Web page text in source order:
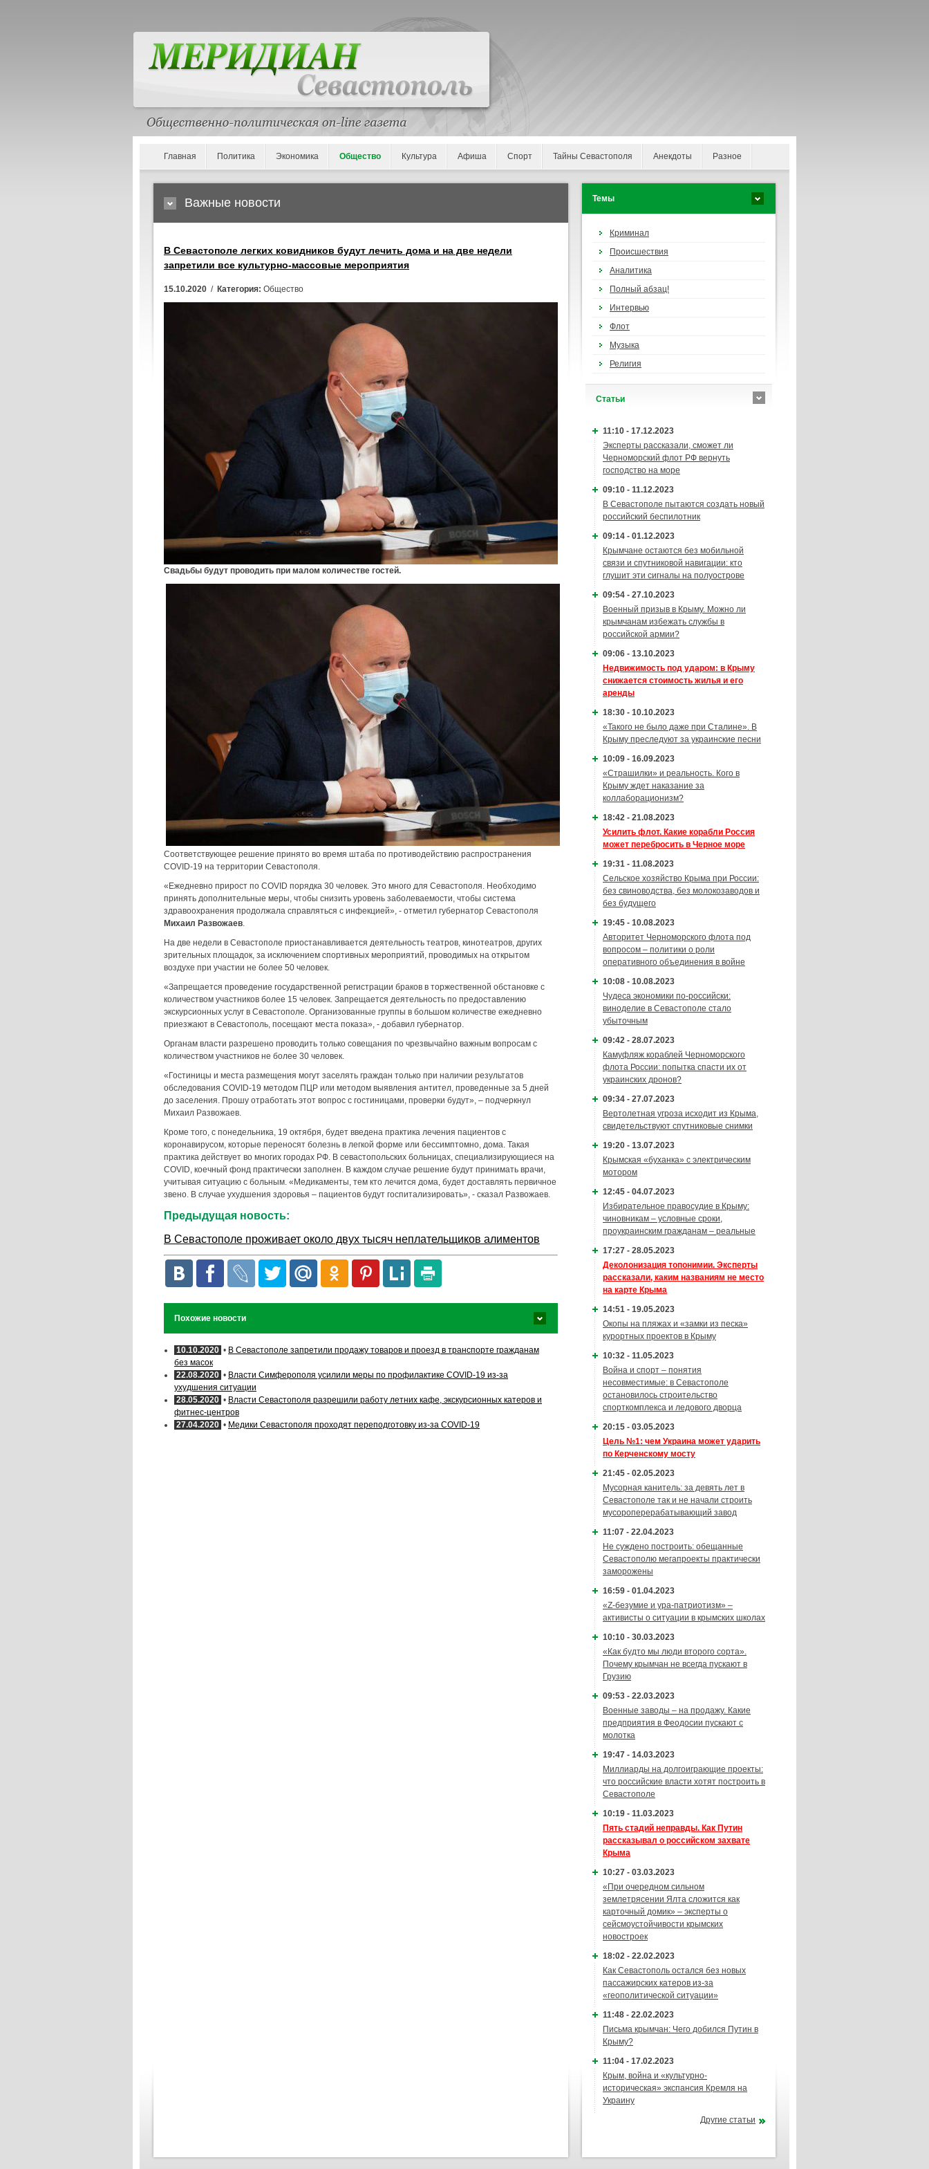
Главная Политика Экономика Общество Культура Афиша Спорт Тайны Севастополя Анекдоты Разное
Важные новости
В Севастополе легких ковидников будут лечить дома и на две недели
запретили все культурно-массовые мероприятия
15.10.2020 / Категория: Общество
Свадьбы будут проводить при малом количестве гостей.
Соответствующее решение принято во время штаба по противодействию распространения
COVID-19 на территории Севастополя.
«Ежедневно прирост по COVID порядка 30 человек. Это много для Севастополя. Необходимо
принять дополнительные меры, чтобы снизить уровень заболеваемости, чтобы система
здравоохранения продолжала справляться с инфекцией», - отметил губернатор Севастополя
Михаил Развожаев.
На две недели в Севастополе приостанавливается деятельность театров, кинотеатров, других
зрительных площадок, за исключением спортивных мероприятий, проводимых на открытом
воздухе при участии не более 50 человек.
«Запрещается проведение государственной регистрации браков в торжественной обстановке с
количеством участников более 15 человек. Запрещается деятельность по предоставлению
экскурсионных услуг в Севастополе. Организованные группы в большом количестве ежедневно
приезжают в Севастополь, посещают места показа», - добавил губернатор.
Органам власти разрешено проводить только совещания по чрезвычайно важным вопросам с
количеством участников не более 30 человек.
«Гостиницы и места размещения могут заселять граждан только при наличии результатов
обследования COVID-19 методом ПЦР или методом выявления антител, проведенные за 5 дней
до заселения. Прошу отработать этот вопрос с гостиницами, проверки будут», – подчеркнул
Михаил Развожаев.
Кроме того, с понедельника, 19 октября, будет введена практика лечения пациентов с
коронавирусом, которые переносят болезнь в легкой форме или бессимптомно, дома. Такая
практика действует во многих городах РФ. В севастопольских больницах, специализирующиеся на
COVID, коечный фонд практически заполнен. В каждом случае решение будут принимать врачи,
учитывая ситуацию с больным. «Медикаменты, тем кто лечится дома, будет доставлять первичное
звено. В случае ухудшения здоровья – пациентов будут госпитализировать», - сказал Развожаев.
Предыдущая новость:
В Севастополе проживает около двух тысяч неплательщиков алиментов
Похожие новости
10.10.2020 • В Севастополе запретили продажу товаров и проезд в транспорте гражданам
без масок
22.08.2020 • Власти Симферополя усилили меры по профилактике COVID-19 из-за
ухудшения ситуации
28.05.2020 • Власти Севастополя разрешили работу летних кафе, экскурсионных катеров и
фитнес-центров
27.04.2020 • Медики Севастополя проходят переподготовку из-за COVID-19
Темы
Криминал
Происшествия
Аналитика
Полный абзац!
Интервью
Флот
Музыка
Религия
Cтатьи
11:10 - 17.12.2023
Эксперты рассказали, сможет ли
Черноморский флот РФ вернуть
господство на море
09:10 - 11.12.2023
В Севастополе пытаются создать новый
российский беспилотник
09:14 - 01.12.2023
Крымчане остаются без мобильной
связи и спутниковой навигации: кто
глушит эти сигналы на полуострове
09:54 - 27.10.2023
Военный призыв в Крыму. Можно ли
крымчанам избежать службы в
российской армии?
09:06 - 13.10.2023
Недвижимость под ударом: в Крыму
снижается стоимость жилья и его
аренды
18:30 - 10.10.2023
«Такого не было даже при Сталине». В
Крыму преследуют за украинские песни
10:09 - 16.09.2023
«Страшилки» и реальность. Кого в
Крыму ждет наказание за
коллаборационизм?
18:42 - 21.08.2023
Усилить флот. Какие корабли Россия
может перебросить в Черное море
19:31 - 11.08.2023
Сельское хозяйство Крыма при России:
без свиноводства, без молокозаводов и
без будущего
19:45 - 10.08.2023
Авторитет Черноморского флота под
вопросом – политики о роли
оперативного объединения в войне
10:08 - 10.08.2023
Чудеса экономики по-российски:
виноделие в Севастополе стало
убыточным
09:42 - 28.07.2023
Камуфляж кораблей Черноморского
флота России: попытка спасти их от
украинских дронов?
09:34 - 27.07.2023
Вертолетная угроза исходит из Крыма,
свидетельствуют спутниковые снимки
19:20 - 13.07.2023
Крымская «буханка» с электрическим
мотором
12:45 - 04.07.2023
Избирательное правосудие в Крыму:
чиновникам – условные сроки,
проукраинским гражданам – реальные
17:27 - 28.05.2023
Деколонизация топонимии. Эксперты
рассказали, каким названиям не место
на карте Крыма
14:51 - 19.05.2023
Окопы на пляжах и «замки из песка»
курортных проектов в Крыму
10:32 - 11.05.2023
Война и спорт – понятия
несовместимые: в Севастополе
остановилось строительство
спорткомплекса и ледового дворца
20:15 - 03.05.2023
Цель №1: чем Украина может ударить
по Керченскому мосту
21:45 - 02.05.2023
Мусорная канитель: за девять лет в
Севастополе так и не начали строить
мусороперерабатывающий завод
11:07 - 22.04.2023
Не суждено построить: обещанные
Севастополю мегапроекты практически
заморожены
16:59 - 01.04.2023
«Z-безумие и ура-патриотизм» –
активисты о ситуации в крымских школах
10:10 - 30.03.2023
«Как будто мы люди второго сорта».
Почему крымчан не всегда пускают в
Грузию
09:53 - 22.03.2023
Военные заводы – на продажу. Какие
предприятия в Феодосии пускают с
молотка
19:47 - 14.03.2023
Миллиарды на долгоиграющие проекты:
что российские власти хотят построить в
Севастополе
10:19 - 11.03.2023
Пять стадий неправды. Как Путин
рассказывал о российском захвате
Крыма
10:27 - 03.03.2023
«При очередном сильном
землетрясении Ялта сложится как
карточный домик» – эксперты о
сейсмоустойчивости крымских
новостроек
18:02 - 22.02.2023
Как Севастополь остался без новых
пассажирских катеров из-за
«геополитической ситуации»
11:48 - 22.02.2023
Письма крымчан: Чего добился Путин в
Крыму?
11:04 - 17.02.2023
Крым, война и «культурно-
историческая» экспансия Кремля на
Украину
Другие статьи